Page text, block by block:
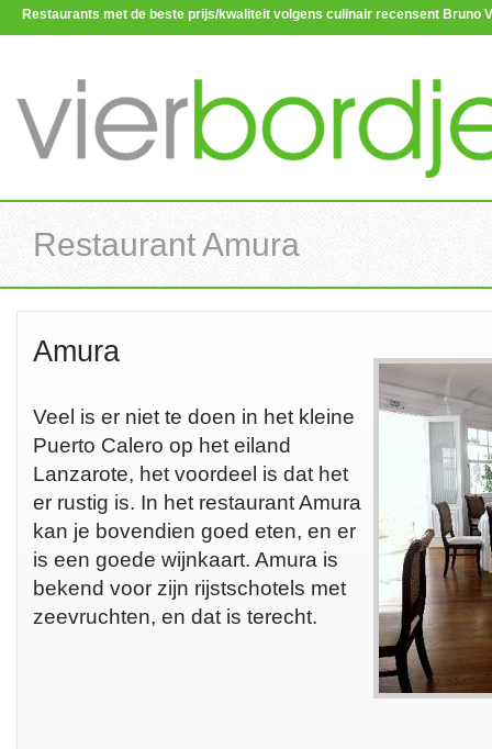
Restaurants met de beste prijs/kwaliteit volgens culinair recensent Bruno
Restaurant Amura
Amura
Veel is er niet te doen in het kleine
Puerto Calero op het eiland
Lanzarote, het voordeel is dat het
er rustig is. In het restaurant Amura
kan je bovendien goed eten, en er
is een goede wijnkaart. Amura is
bekend voor zijn rijstschotels met
zeevruchten, en dat is terecht.